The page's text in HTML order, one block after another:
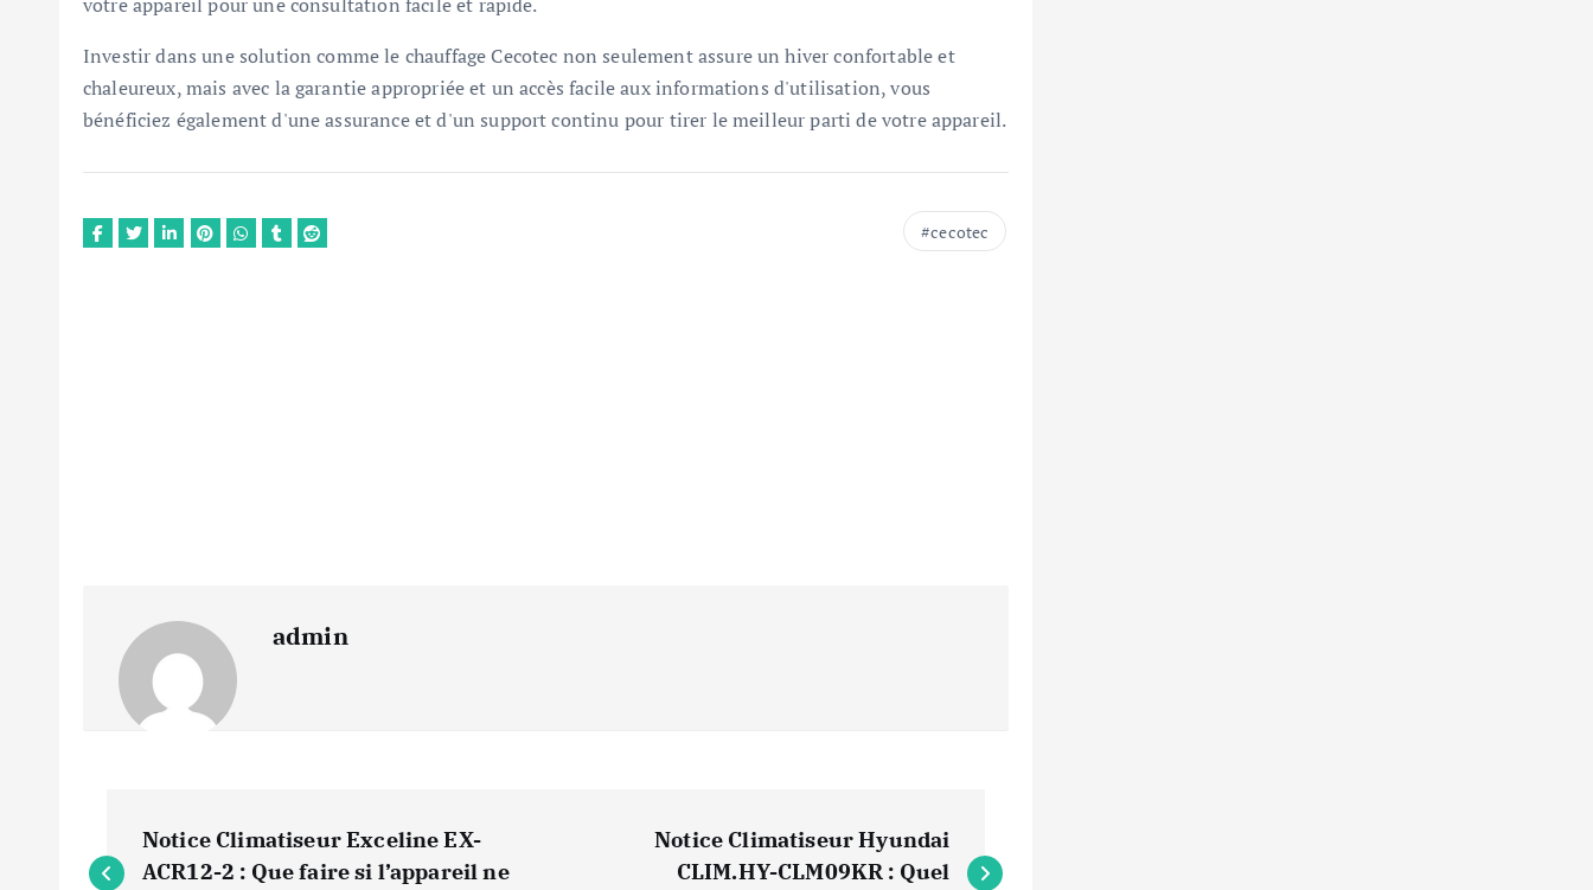
Investir dans une solution comme le chauffage Cecotec non seulement assure un hiver confortable et
chaleureux, mais avec la garantie appropriée et un accès facile aux informations d'utilisation, vous
bénéficiez également d'une assurance et d'un support continu pour tirer le meilleur parti de votre appareil.
cecotec
admin
Notice Climatiseur Exceline EX-
ACR12-2 : Que faire si l’appareil ne
Notice Climatiseur Hyundai
CLIM.HY-CLM09KR : Quel